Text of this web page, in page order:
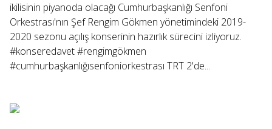
ikilisinin piyanoda olacağı Cumhurbaşkanlığı Senfoni
Orkestrası'nın Şef Rengim Gökmen yönetimindeki 2019-
2020 sezonu açılış konserinin hazırlık sürecini izliyoruz.
#konseredavet #rengimgökmen
#cumhurbaşkanlığısenfoniorkestrası TRT 2'de...